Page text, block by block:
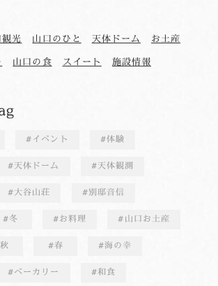
光 山口のひと 天体ドーム
お土産
山口の食 スイート 施設情報
イベント 体験
天体ドーム 天体観測
大谷山荘 別邸音信
冬 お料理 山口お土産
秋 春 海の幸
ベーカリー 和食